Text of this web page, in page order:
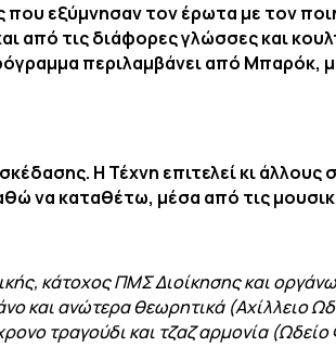
εξύμνησαν τον έρωτα με τον
από τις διάφορες γλώσσες και
περιλαμβάνει από Μπαρόκ,
Η Τέχνη επιτελεί κι
να καταθέτω, μέσα από τις
κάτοχος ΠΜΣ Διοίκησης και
και ανώτερα θεωρητικά (Αχίλλειο
τραγούδι και τζαζ αρμονία